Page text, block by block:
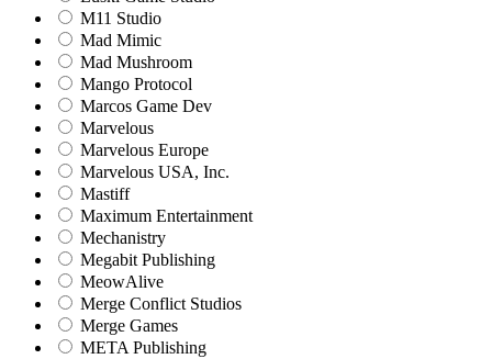
M11 Studio
Mad Mimic
Mad Mushroom
Mango Protocol
Marcos Game Dev
Marvelous
Marvelous Europe
Marvelous USA, Inc.
Mastiff
Maximum Entertainment
Mechanistry
Megabit Publishing
MeowAlive
Merge Conflict Studios
Merge Games
META Publishing